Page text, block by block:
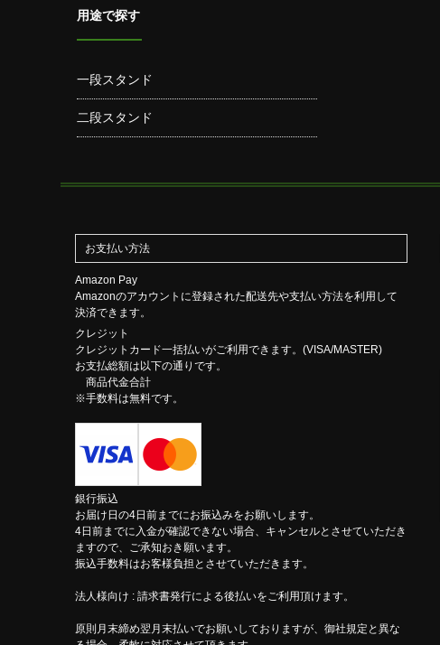
用途で探す
一段スタンド
二段スタンド
お支払い方法
Amazon Pay
Amazonのアカウントに登録された配送先や支払い方法を利用して
決済できます。
クレジット
クレジットカード一括払いがご利用できます。(VISA/MASTER)
お支払総額は以下の通りです。
商品代金合計
※手数料は無料です。
銀行振込
お届け日の4日前までにお振込みをお願いします。
4日前までに入金が確認できない場合、キャンセルとさせていただき
ますので、ご承知おき願います。
振込手数料はお客様負担とさせていただきます。
法人様向け : 請求書発行による後払いをご利用頂けます。
原則月末締め翌月末払いでお願いしておりますが、御社規定と異な